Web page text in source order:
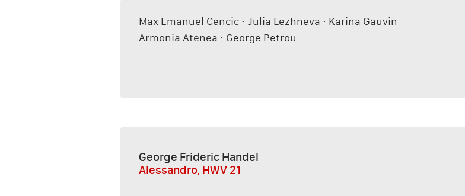
Max Emanuel Cencic · Julia Lezhneva · Karina Gauvin
Armonia Atenea · George Petrou
George Frideric Handel
Alessandro, HWV 21